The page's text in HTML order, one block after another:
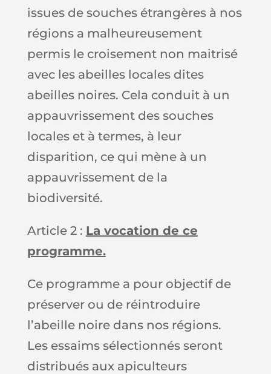
issues de souches étrangères à nos
régions a malheureusement
permis le croisement non maitrisé
avec les abeilles locales dites
abeilles noires. Cela conduit à un
appauvrissement des souches
locales et à termes, à leur
disparition, ce qui mène à un
appauvrissement de la
biodiversité.
Article 2 : La vocation de ce
programme.
Ce programme a pour objectif de
préserver ou de réintroduire
l’abeille noire dans nos régions.
Les essaims sélectionnés seront
distribués aux apiculteurs